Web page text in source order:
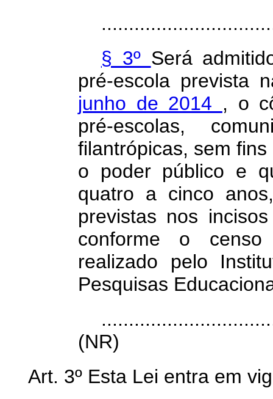
§ 3º Será
pré-escola prevista
junho de 2014 , o
pré-escolas,
filantrópicas, sem
o poder público e
quatro a cinco
previstas nos
conforme o censo
realizado pelo
Pesquisas
(NR)
Art. 3º Esta Lei entra em